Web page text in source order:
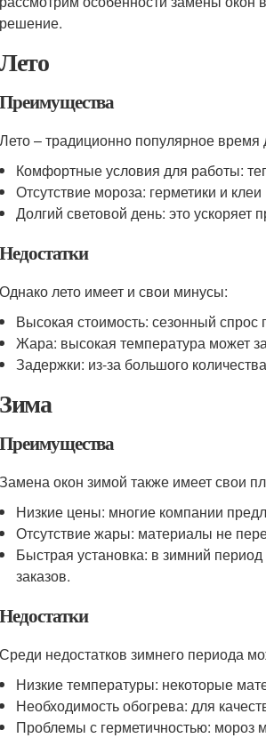
решение.
Лето
Преимущества
Лето – традиционно популярное
Комфортные условия для работы:
Отсутствие мороза: герметики и
Долгий световой день: это ускоряет
Недостатки
Однако лето имеет и свои минусы:
Высокая стоимость: сезонный
Жара: высокая температура может
Задержки: из-за большого
Зима
Преимущества
Замена окон зимой также имеет свои
Низкие цены: многие компании
Отсутствие жары: материалы не
Быстрая установка: в зимний
заказов.
Недостатки
Среди недостатков зимнего периода
Низкие температуры: некоторые
Необходимость обогрева: для
Проблемы с герметичностью: мороз